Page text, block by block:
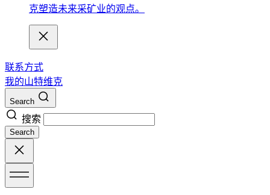
克塑造未来采矿业的观点。
联系方式
我的山特维克
Search
搜索
Search